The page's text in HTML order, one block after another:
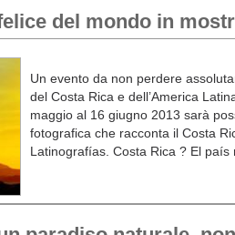
del mondo in
Un evento da non perdere
del Costa Rica e dell’America
maggio al 16 giugno 2013 sarà
fotografica che racconta il Costa
Latinografías. Costa Rica ? El